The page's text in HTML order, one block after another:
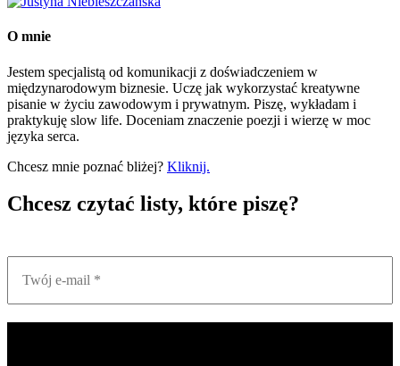
O mnie
Jestem specjalistą od komunikacji z doświadczeniem w
międzynarodowym biznesie. Uczę jak wykorzystać kreatywne
pisanie w życiu zawodowym i prywatnym. Piszę, wykładam i
praktykuję slow life. Doceniam znaczenie poezji i wierzę w moc
języka serca.
Chcesz mnie poznać bliżej? Kliknij.
Chcesz czytać listy, które piszę?